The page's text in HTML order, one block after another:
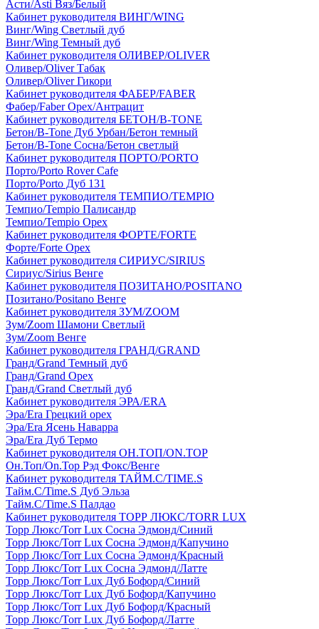
Асти/Asti Вяз/Белый
Кабинет руководителя ВИНГ/WING
Винг/Wing Светлый дуб
Винг/Wing Темный дуб
Кабинет руководителя ОЛИВЕР/OLIVER
Оливер/Oliver Табак
Оливер/Oliver Гикори
Кабинет руководителя ФАБЕР/FABER
Фабер/Faber Орех/Антрацит
Кабинет руководителя БЕТОН/B-TONE
Бетон/B-Tone Дуб Урбан/Бетон темный
Бетон/B-Tone Сосна/Бетон светлый
Кабинет руководителя ПОРТО/PORTO
Порто/Porto Rover Cafe
Порто/Porto Дуб 131
Кабинет руководителя ТЕМПИО/TEMPIO
Темпио/Tempio Палисандр
Темпио/Tempio Орех
Кабинет руководителя ФОРТЕ/FORTE
Форте/Forte Орех
Кабинет руководителя СИРИУС/SIRIUS
Сириус/Sirius Венге
Кабинет руководителя ПОЗИТАНО/POSITANO
Позитано/Positano Венге
Кабинет руководителя ЗУМ/ZOOM
Зум/Zoom Шамони Светлый
Зум/Zoom Венге
Кабинет руководителя ГРАНД/GRAND
Гранд/Grand Темный дуб
Гранд/Grand Орех
Гранд/Grand Светлый дуб
Кабинет руководителя ЭРА/ERA
Эра/Era Грецкий орех
Эра/Era Ясень Наварра
Эра/Era Дуб Термо
Кабинет руководителя ОН.ТОП/ON.TOP
Он.Топ/On.Top Рэд Фокс/Венге
Кабинет руководителя ТАЙМ.С/TIME.S
Тайм.С/Time.S Дуб Эльза
Тайм.С/Time.S Палдао
Кабинет руководителя ТОРР ЛЮКС/TORR LUX
Торр Люкс/Torr Lux Сосна Эдмонд/Синий
Торр Люкс/Torr Lux Сосна Эдмонд/Капучино
Торр Люкс/Torr Lux Сосна Эдмонд/Красный
Торр Люкс/Torr Lux Сосна Эдмонд/Латте
Торр Люкс/Torr Lux Дуб Бофорд/Синий
Торр Люкс/Torr Lux Дуб Бофорд/Капучино
Торр Люкс/Torr Lux Дуб Бофорд/Красный
Торр Люкс/Torr Lux Дуб Бофорд/Латте